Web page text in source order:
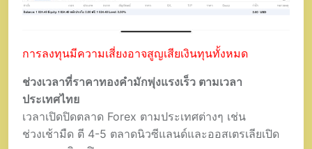
การลงทุนมีความเสี่ยงอาจสูญเสียเงินทุนทั้งหมด
ช่วงเวลาที่ราคาทองคำมักพุ่งแรงเร็ว ตามเวลา
ประเทศไทย
เวลาเปิดปิดตลาด Forex ตามประเทศต่างๆ เช่น
ช่วงเช้ามืด ตี 4-5 ตลาดนิวซีแลนด์และออสเตรเลียเปิด